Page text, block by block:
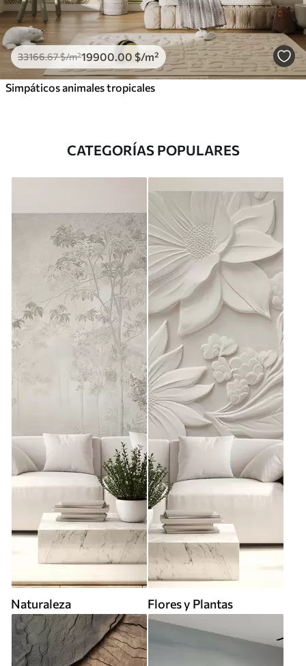
33166.67$/m²19900 .00 $/m²
Simpáticos animales tropicales
CATEGORÍAS POPULARES
Naturaleza Flores y Plantas